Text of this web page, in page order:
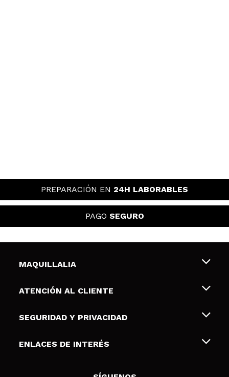
PREPARACIÓN EN 24H LABORABLES
PAGO SEGURO
MAQUILLALIA
Sobre nosotros
Tarjetas de Regalo
ATENCIÓN AL CLIENTE
Envíos y devoluciones
Formas de pago
SEGURIDAD Y PRIVACIDAD
Terminos y condiciones de uso
Política de cookies
ENLACES DE INTERÉS